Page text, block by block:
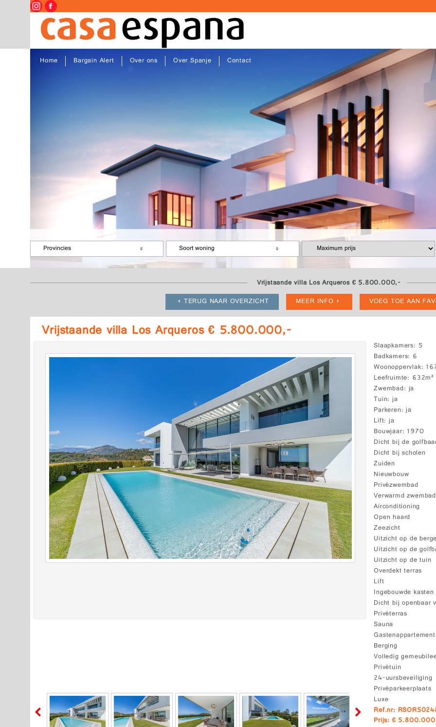
Home Bargain Alert Over ons Over Spanje Contact
Provincies Soort woning
Vrijstaande villa Los Arqueros € 5.800.000,-
TERUG NAAR OVERZICHT
MEER INFO VOEG TOE AAN
Vrijstaande villa Los Arqueros € 5.800.000,-
Slaapkamers 5
Badkamers 6
Woonoppervlak
Leefruimte 632m²
Zwembad ja
Tuin ja
Parkeren ja
Lift ja
Bouwjaar 1970
Dicht bij de
Dicht bij scholen
Zuiden
Nieuwbouw
Privézwembad
Verwarmd zwembad
Airconditioning
Open haard
Zeezicht
Uitzicht op de
Uitzicht op de
Uitzicht op de tuin
Overdekt terras
Lift
Ingebouwde kasten
Dicht bij openbaar
Privéterras
Sauna
Gastenappartement
Berging
Volledig
Privétuin
24-uursbeveiliging
Privéparkeerplaats
Luxe
Ref.nr:
Prijs: €